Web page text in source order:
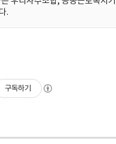
.
구독하기